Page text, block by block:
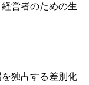
営者のための生
独占する差別化